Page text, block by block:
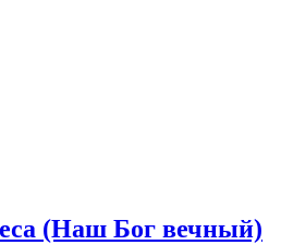
(Наш Бог вечный)